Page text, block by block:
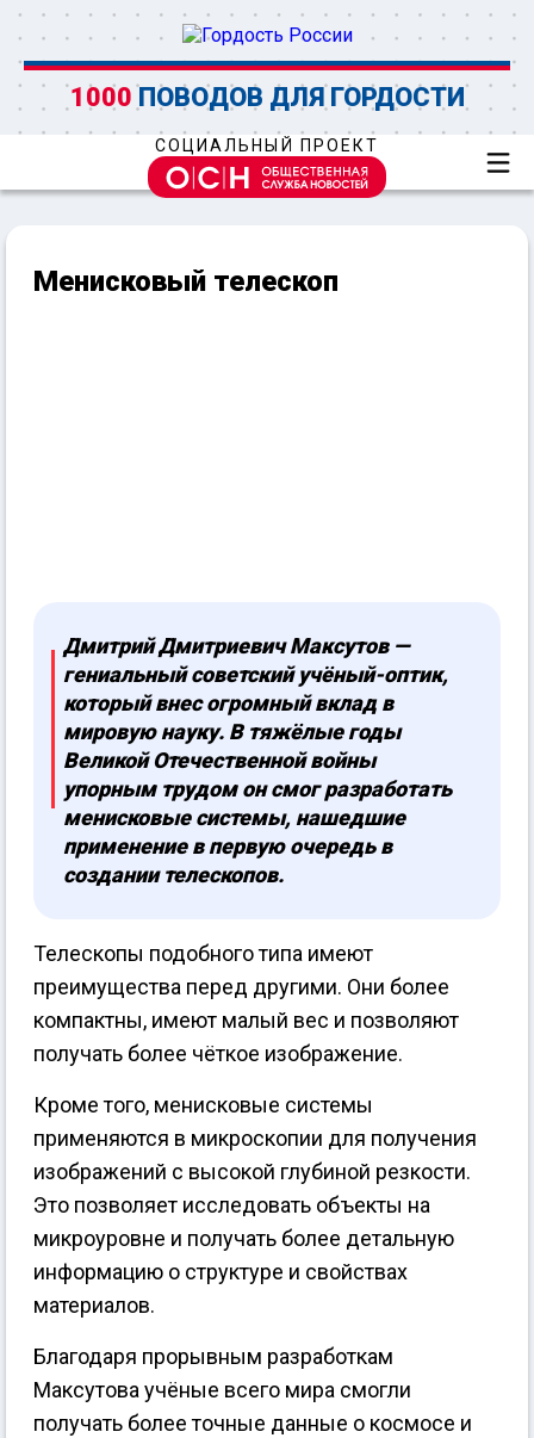
1000 ПОВОДОВ ДЛЯ ГОРДОСТИ
СОЦИАЛЬНЫЙ ПРОЕКТ
Менисковый телескоп
Дмитрий Дмитриевич Максутов —
гениальный советский учёный-оптик,
который внес огромный вклад в
мировую науку. В тяжёлые годы
Великой Отечественной войны
упорным трудом он смог разработать
менисковые системы, нашедшие
применение в первую очередь в
создании телескопов.
Телескопы подобного типа имеют
преимущества перед другими. Они более
компактны, имеют малый вес и позволяют
получать более чёткое изображение.
Кроме того, менисковые системы
применяются в микроскопии для получения
изображений с высокой глубиной резкости.
Это позволяет исследовать объекты на
микроуровне и получать более детальную
информацию о структуре и свойствах
материалов.
Благодаря прорывным разработкам
Максутова учёные всего мира смогли
получать более точные данные о космосе и